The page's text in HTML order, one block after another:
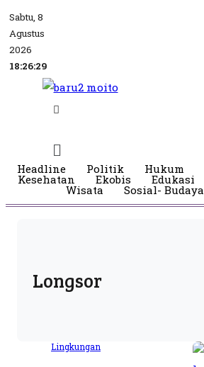
Sabtu, 8
Agustus
2026
18:26:29
Headline Politik Hukum
Kesehatan Ekobis Edukasi
Wisata Sosial- Budaya
Longsor
Lingkungan